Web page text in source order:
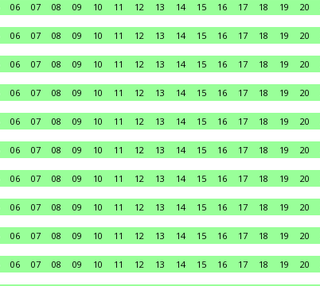
06 07 08 09 10 11 12 13 14 15 16 17 18 19 20
06 07 08 09 10 11 12 13 14 15 16 17 18 19 20
06 07 08 09 10 11 12 13 14 15 16 17 18 19 20
06 07 08 09 10 11 12 13 14 15 16 17 18 19 20
06 07 08 09 10 11 12 13 14 15 16 17 18 19 20
06 07 08 09 10 11 12 13 14 15 16 17 18 19 20
06 07 08 09 10 11 12 13 14 15 16 17 18 19 20
06 07 08 09 10 11 12 13 14 15 16 17 18 19 20
06 07 08 09 10 11 12 13 14 15 16 17 18 19 20
06 07 08 09 10 11 12 13 14 15 16 17 18 19 20